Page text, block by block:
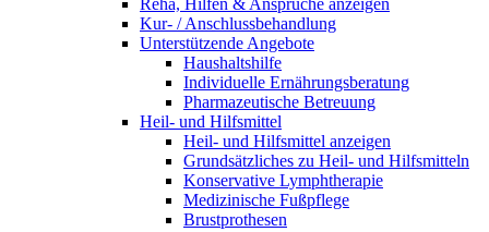
Kur- / Anschlussbehandlung
Unterstützende Angebote
Haushaltshilfe
Individuelle Ernährungsberatung
Pharmazeutische Betreuung
Heil- und Hilfsmittel
Heil- und Hilfsmittel anzeigen
Grundsätzliches zu Heil- und Hilfsmitteln
Konservative Lymphtherapie
Medizinische Fußpflege
Brustprothesen